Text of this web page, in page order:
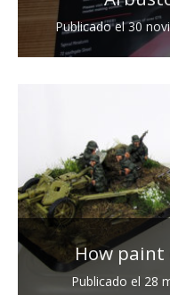
Publicado el30
How paint
Publicado el 28